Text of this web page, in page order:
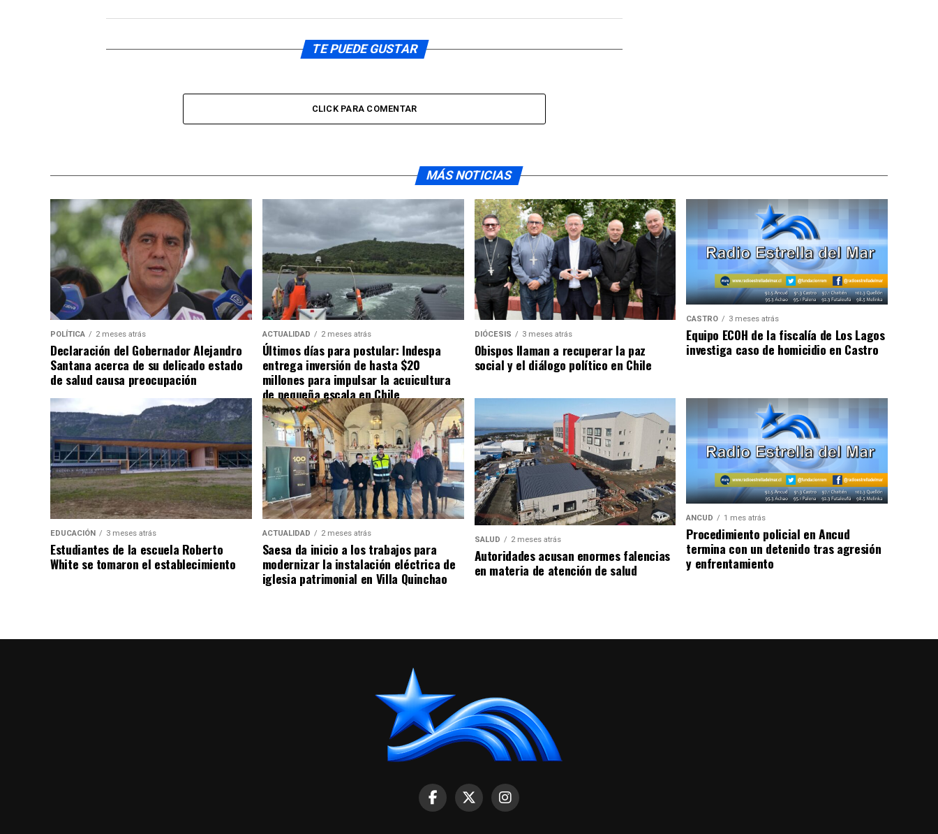
TE PUEDE GUSTAR
CLICK PARA COMENTAR
MÁS NOTICIAS
POLÍTICA 2 meses atrás
Declaración del Gobernador Alejandro
Santana acerca de su delicado estado
de salud causa preocupación
ACTUALIDAD 2 meses atrás
Últimos días para postular: Indespa
entrega inversión de hasta $20
millones para impulsar la acuicultura
de pequeña escala en Chile
DIÓCESIS 3 meses atrás
Obispos llaman a recuperar la paz
social y el diálogo político en Chile
CASTRO 3 meses atrás
Equipo ECOH de la fiscalía de Los Lagos
investiga caso de homicidio en Castro
EDUCACIÓN 3 meses atrás
Estudiantes de la escuela Roberto
White se tomaron el establecimiento
ACTUALIDAD 2 meses atrás
Saesa da inicio a los trabajos para
modernizar la instalación eléctrica de
iglesia patrimonial en Villa Quinchao
SALUD 2 meses atrás
Autoridades acusan enormes falencias
en materia de atención de salud
ANCUD 1 mes atrás
Procedimiento policial en Ancud
termina con un detenido tras agresión
y enfrentamiento